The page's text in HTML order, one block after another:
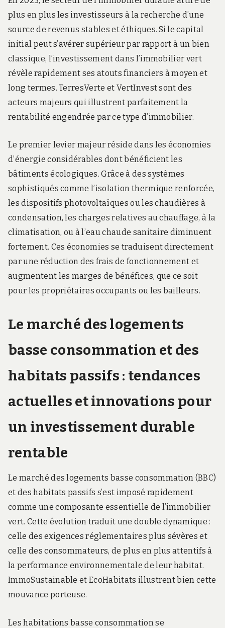
plus en plus les investisseurs à la recherche d’une
source de revenus stables et éthiques. Si le capital
initial peut s’avérer supérieur par rapport à un bien
classique, l’investissement dans l’immobilier vert
révèle rapidement ses atouts financiers à moyen et
long termes. TerresVerte et VertInvest sont des
acteurs majeurs qui illustrent parfaitement la
rentabilité engendrée par ce type d’immobilier.
Le premier levier majeur réside dans les économies
d’énergie considérables dont bénéficient les
bâtiments écologiques. Grâce à des systèmes
sophistiqués comme l’isolation thermique renforcée,
les dispositifs photovoltaïques ou les chaudières à
condensation, les charges relatives au chauffage, à la
climatisation, ou à l’eau chaude sanitaire diminuent
fortement. Ces économies se traduisent directement
par une réduction des frais de fonctionnement et
augmentent les marges de bénéfices, que ce soit
pour les propriétaires occupants ou les bailleurs.
Le marché des logements
basse consommation et des
habitats passifs : tendances
actuelles et innovations pour
un investissement durable
rentable
Le marché des logements basse consommation (BBC)
et des habitats passifs s’est imposé rapidement
comme une composante essentielle de l’immobilier
vert. Cette évolution traduit une double dynamique :
celle des exigences réglementaires plus sévères et
celle des consommateurs, de plus en plus attentifs à
la performance environnementale de leur habitat.
ImmoSustainable et EcoHabitats illustrent bien cette
mouvance porteuse.
Les habitations basse consommation se